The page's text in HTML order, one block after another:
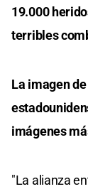
19.000
terribles
La imagen
imágenes
"La alianza